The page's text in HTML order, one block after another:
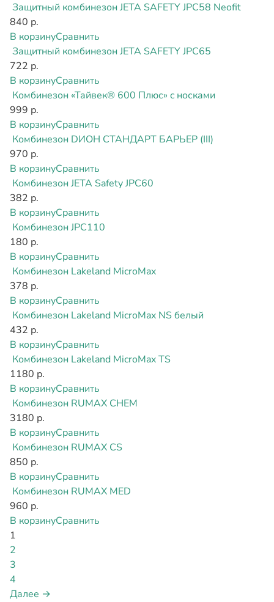
Защитный комбинезон JETA SAFETY JPC58 Neofit
840 р.
В корзинуСравнить
Защитный комбинезон JETA SAFETY JPC65
722 р.
В корзинуСравнить
Комбинезон «Тайвек® 600 Плюс» c носками
999 р.
В корзинуСравнить
Комбинезон DИОН СТАНДАРТ БАРЬЕР (III)
970 р.
В корзинуСравнить
Комбинезон JETA Safety JPC60
382 р.
В корзинуСравнить
Комбинезон JPC110
180 р.
В корзинуСравнить
Комбинезон Lakeland MicroMax
378 р.
В корзинуСравнить
Комбинезон Lakeland MicroMax NS белый
432 р.
В корзинуСравнить
Комбинезон Lakeland MicroMax TS
1180 р.
В корзинуСравнить
Комбинезон RUMAX CHEM
3180 р.
В корзинуСравнить
Комбинезон RUMAX CS
850 р.
В корзинуСравнить
Комбинезон RUMAX MED
960 р.
В корзинуСравнить
1
2
3
4
Далее →